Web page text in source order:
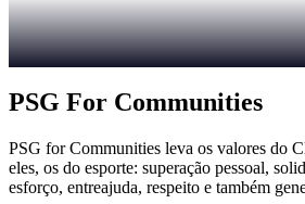
PSG For Communities
PSG for Communities leva os valores do
eles, os do esporte: superação pessoal,
esforço, entreajuda, respeito e também